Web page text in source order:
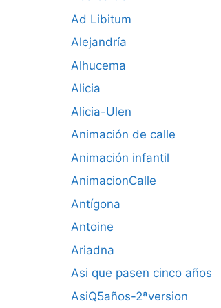
Ad Libitum
Alejandría
Alhucema
Alicia
Alicia-Ulen
Animación de calle
Animación infantil
AnimacionCalle
Antígona
Antoine
Ariadna
Asi que pasen cinco años
AsiQ5años-2ªversion